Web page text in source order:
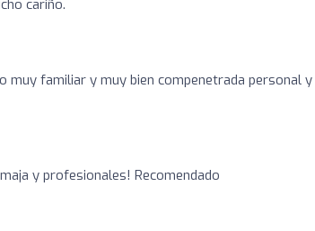
cariño.
muy familiar y muy bien compenetrada personal y
y profesionales! Recomendado